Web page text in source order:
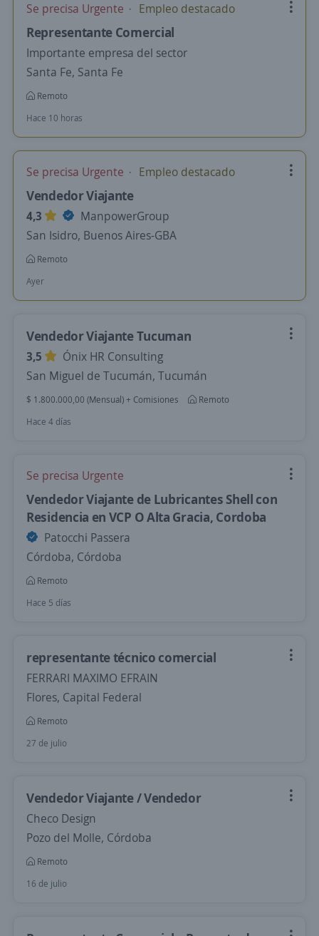
Se precisa Urgente Empleo destacado
Representante Comercial
Importante empresa del sector
Santa Fe, Santa Fe
Remoto
Hace 10 horas
Se precisa Urgente Empleo destacado
Vendedor Viajante
4,3
ManpowerGroup
San Isidro, Buenos Aires-GBA
Remoto
Ayer
Vendedor Viajante Tucuman
3,5
Ónix HR Consulting
San Miguel de Tucumán, Tucumán
$ 1.800.000,00 (Mensual) + Comisiones
Remoto
Hace 4 días
Se precisa Urgente
Vendedor Viajante de Lubricantes Shell con
Residencia en VCP O Alta Gracia, Cordoba
Patocchi Passera
Córdoba, Córdoba
Remoto
Hace 5 días
representante técnico comercial
FERRARI MAXIMO EFRAIN
Flores, Capital Federal
Remoto
27 de julio
Vendedor Viajante / Vendedor
Checo Design
Pozo del Molle, Córdoba
Remoto
16 de julio